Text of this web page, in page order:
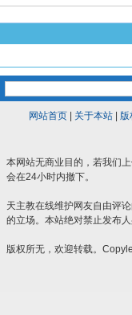
网站首页| 关于本站| 版
本网站无商业目的，若我们
会在24小时内撤下。
天主教在线维护网友自由评
的立场。本站绝对禁止发布
版权所无，欢迎转载。